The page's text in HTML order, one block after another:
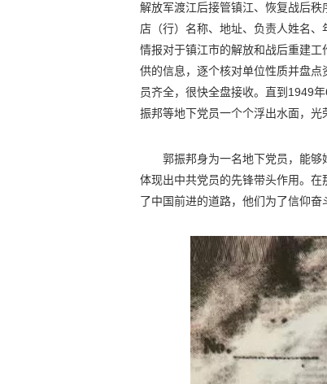
解放军渡江后接管镇江、恢复战后
店（行）名称、地址、负责人姓名
情报对于镇江市的解放和战后重建
供的信息，逐个核对单位性质并盘
员齐全，很快全盘接收。直到1949
振邦等地下党员一个个浮出水面，光
郭振邦身为一名地下党员，能
体现出中共党员的先锋带头作用。
了中国前进的道路，他们为了信仰奋